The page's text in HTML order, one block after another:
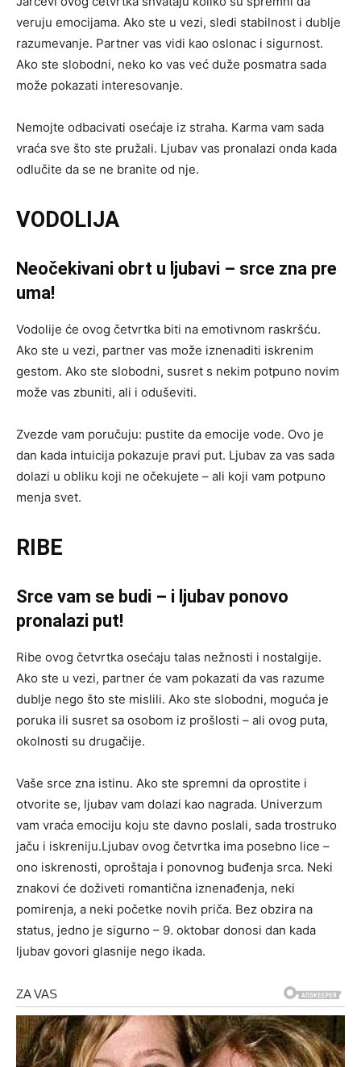
veruju emocijama. Ako ste u vezi, sledi stabilnost i dublje
razumevanje. Partner vas vidi kao oslonac i sigurnost.
Ako ste slobodni, neko ko vas već duže posmatra sada
može pokazati interesovanje.
Nemojte odbacivati osećaje iz straha. Karma vam sada
vraća sve što ste pružali. Ljubav vas pronalazi onda kada
odlučite da se ne branite od nje.
VODOLIJA
Neočekivani obrt u ljubavi – srce zna pre
uma!
Vodolije će ovog četvrtka biti na emotivnom raskršću.
Ako ste u vezi, partner vas može iznenaditi iskrenim
gestom. Ako ste slobodni, susret s nekim potpuno novim
može vas zbuniti, ali i oduševiti.
Zvezde vam poručuju: pustite da emocije vode. Ovo je
dan kada intuicija pokazuje pravi put. Ljubav za vas sada
dolazi u obliku koji ne očekujete – ali koji vam potpuno
menja svet.
RIBE
Srce vam se budi – i ljubav ponovo
pronalazi put!
Ribe ovog četvrtka osećaju talas nežnosti i nostalgije.
Ako ste u vezi, partner će vam pokazati da vas razume
dublje nego što ste mislili. Ako ste slobodni, moguća je
poruka ili susret sa osobom iz prošlosti – ali ovog puta,
okolnosti su drugačije.
Vaše srce zna istinu. Ako ste spremni da oprostite i
otvorite se, ljubav vam dolazi kao nagrada. Univerzum
vam vraća emociju koju ste davno poslali, sada trostruko
jaču i iskreniju.Ljubav ovog četvrtka ima posebno lice –
ono iskrenosti, oproštaja i ponovnog buđenja srca. Neki
znakovi će doživeti romantična iznenađenja, neki
pomirenja, a neki početke novih priča. Bez obzira na
status, jedno je sigurno – 9. oktobar donosi dan kada
ljubav govori glasnije nego ikada.